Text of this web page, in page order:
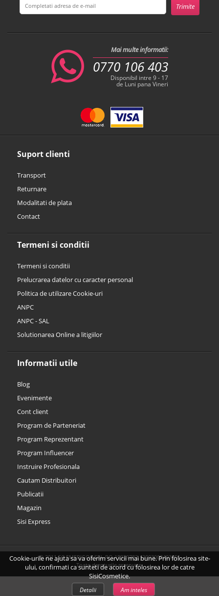
Cookie-urile ne ajuta sa va oferim servicii mai bune. Prin folosirea site-
ului, confirmati ca sunteti de acord cu folosirea lor de catre
SisiCosmetice.
Detalii Am inteles
Suport clienti
Transport
Returnare
Modalitati de plata
Contact
Termeni si conditii
Termeni si conditii
Prelucrarea datelor cu caracter personal
Politica de utilizare Cookie-uri
ANPC
ANPC - SAL
Solutionarea Online a litigiilor
Informatii utile
Blog
Evenimente
Cont client
Program de Parteneriat
Program Reprezentant
Program Influencer
Instruire Profesionala
Cautam Distribuitori
Publicatii
Magazin
Sisi Express
Mai multe informatii:
0770 106 403
Disponibil intre 9 - 17
de Luni pana Vineri
© 2011 SC EMERIGOS SRL RO 15339782, J2003000403051
Toate drepturile rezervate.